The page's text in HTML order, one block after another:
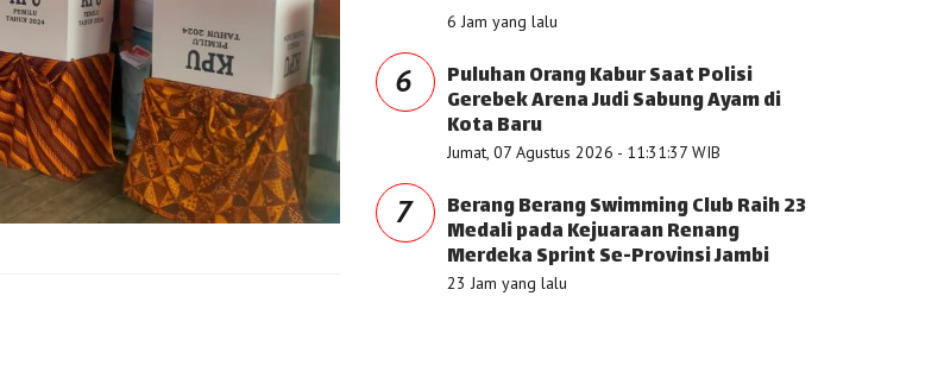
6 Jam yang lalu
6 Puluhan Orang Kabur Saat Polisi
Gerebek Arena Judi Sabung Ayam di
Kota Baru
Jumat, 07 Agustus 2026 - 11:31:37 WIB
7 Berang Berang Swimming Club Raih 23
Medali pada Kejuaraan Renang
Merdeka Sprint Se-Provinsi Jambi
23 Jam yang lalu